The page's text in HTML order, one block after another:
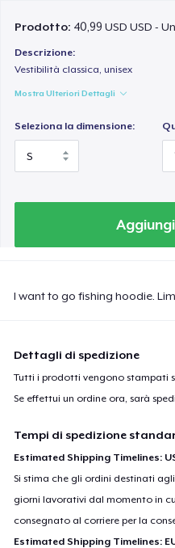
Prodotto: 40,99 USD USD -
Descrizione:
Vestibilità classica, unisex
Mostra Ulteriori Dettagli
Seleziona la dimensione:
I want to go fishing hoodie.
Dettagli di spedizione
Tutti i prodotti vengono stampati
Se effettui un ordine ora, sarà
Tempi di spedizione
Estimated Shipping Timelines:
Si stima che gli ordini destinati
giorni lavorativi dal momento in
consegnato al corriere per la
Estimated Shipping Timelines: